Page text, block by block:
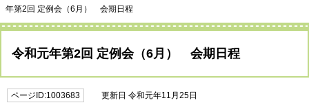
年第2回 定例会（6月） 会期日程
令和元年第2回 定例会（6月） 会期日程
ページID:1003683 更新日 令和元年11月25日